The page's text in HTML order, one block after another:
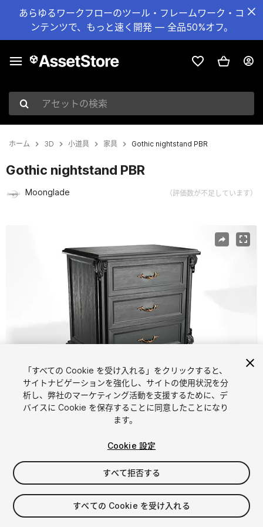
あらゆるワークフローのツール・フレームワーク・コ
ンテンツで、もっと速く開発 — 全品50%オフ。
アセットの検索
ホーム 3D 小道具 家具 Gothic nightstand PBR
Gothic nightstand PBR
Moonglade （評価数が不足しています）
/10
$8
「すべての Cookie を受け入れる」をクリックすると、
サイトナビゲーションを強化し、サイトの使用状況を分
析し、弊社のマーケティング活動を支援するために、デ
バイスに Cookie を保存することに同意したことになり
ます。
Cookie 設定
すべて拒否する
すべての Cookie を受け入れる